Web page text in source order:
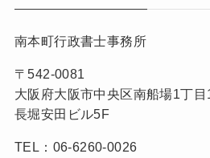
南本町行政書士事務所
〒542-0081
大阪府大阪市中央区南船場1丁
長堀安田ビル5F
TEL：06-6260-0026